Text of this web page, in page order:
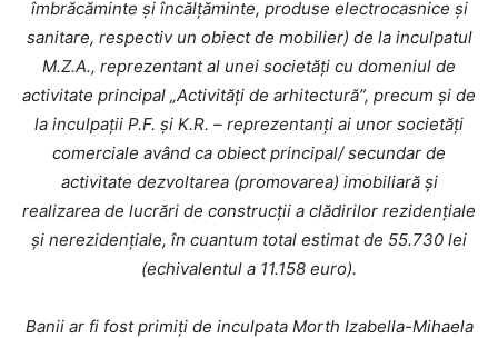
îmbrăcăminte și încălțăminte, produse electrocasnice și
sanitare, respectiv un obiect de mobilier) de la inculpatul
M.Z.A., reprezentant al unei societăți cu domeniul de
activitate principal „Activități de arhitectură”, precum și de
la inculpații P.F. și K.R. – reprezentanți ai unor societăți
comerciale având ca obiect principal/ secundar de
activitate dezvoltarea (promovarea) imobiliară și
realizarea de lucrări de construcții a clădirilor rezidențiale
și nerezidențiale, în cuantum total estimat de 55.730 lei
(echivalentul a 11.158 euro).
Banii ar fi fost primiți de inculpata Morth Izabella-Mihaela